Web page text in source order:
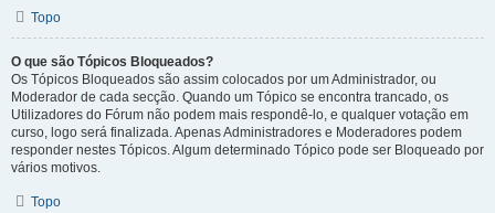
Topo
O que são Tópicos Bloqueados?
Os Tópicos Bloqueados são assim colocados por um Administrador, ou
Moderador de cada secção. Quando um Tópico se encontra trancado, os
Utilizadores do Fórum não podem mais respondê-lo, e qualquer votação em
curso, logo será finalizada. Apenas Administradores e Moderadores podem
responder nestes Tópicos. Algum determinado Tópico pode ser Bloqueado por
vários motivos.
Topo